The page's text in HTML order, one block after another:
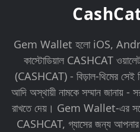
CashCat
Gem Wallet হলো iOS,
কাস্টোডিয়াল CASHCAT
(CASHCAT) - বিড়াল-থিমের
আদি অস্থায়ী নামকে সম্মান
রাখতে দেয়। Gem Wallet-এর
CASHCAT, গ্যাসের জন্য আপনার